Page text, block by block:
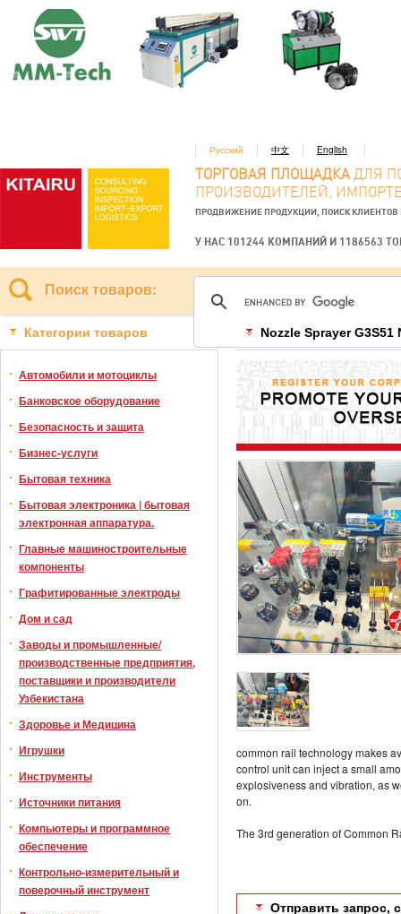
Русский 中文 English
ТОРГОВАЯ ПЛОЩАДКА ДЛЯ
ПРОИЗВОДИТЕЛЕЙ,
ПРОДВИЖЕНИЕ ПРОДУКЦИИ, ПОИСК КЛИЕНТОВ
У НАС 101244 КОМПАНИЙ И 1186563
Поиск товаров:
Категории товаров
Автомобили и мотоциклы
Банковское оборудование
Безопасность и защита
Бизнес-услуги
Бытовая техника
Бытовая электроника | бытовая
электронная аппаратура.
Главные машиностроительные
компоненты
Графитированные электроды
Дом и сад
Заводы и промышленные/
производственные предприятия,
поставщики и производители
Узбекистана
Здоровье и Медицина
Игрушки
Инструменты
Источники питания
Компьютеры и программное
обеспечение
Контрольно-измерительный и
поверочный инструмент
Nozzle Sprayer G3S51
common rail technology makes
control unit can inject a small
explosiveness and vibration, as
on.
The 3rd generation of Common
Отправить запрос,